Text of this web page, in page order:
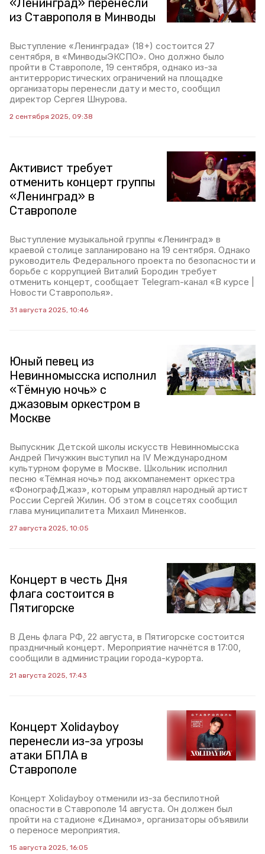
«Ленинград» перенесли
из Ставрополя в Минводы
Выступление «Ленинграда» (18+) состоится 27
сентября, в «МинводыЭКСПО». Оно должно было
пройти в Ставрополе, 19 сентября, однако из-за
антитеррористических ограничений на площадке
организаторы перенесли дату и место, сообщил
директор Сергея Шнурова.
2 сентября 2025, 09:38
Активист требует
отменить концерт группы
«Ленинград» в
Ставрополе
Выступление музыкальной группы «Ленинград» в
краевой столице запланировано на 19 сентября. Однако
руководитель Федерального проекта по безопасности и
борьбе с коррупцией Виталий Бородин требует
отменить концерт, сообщает Telegram-канал «В курсе |
Новости Ставрополья».
31 августа 2025, 10:46
Юный певец из
Невинномысска исполнил
«Тёмную ночь» с
джазовым оркестром в
Москве
Выпускник Детской школы искусств Невинномысска
Андрей Пичужкин выступил на IV Международном
культурном форуме в Москве. Школьник исполнил
песню «Тёмная ночь» под аккомпанемент оркестра
«ФонографДжаз», которым управлял народный артист
России Сергей Жилин. Об этом в соцсетях сообщил
глава муниципалитета Михаил Миненков.
27 августа 2025, 10:05
Концерт в честь Дня
флага состоится в
Пятигорске
В День флага РФ, 22 августа, в Пятигорске состоится
праздничный концерт. Мероприятие начнётся в 17:00,
сообщили в администрации города-курорта.
21 августа 2025, 17:43
Концерт Xolidayboy
перенесли из-за угрозы
атаки БПЛА в
Ставрополе
Концерт Xolidayboy отменили из-за беспилотной
опасности в Ставрополе 14 августа. Он должен был
пройти на стадионе «Динамо», организаторы объявили
о переносе мероприятия.
15 августа 2025, 16:05